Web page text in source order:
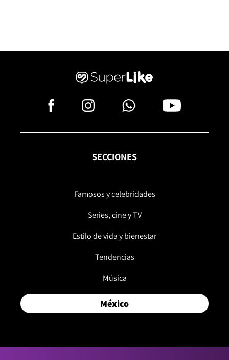
SECCIONES
Famosos y celebridades
Series, cine y TV
Estilo de vida y bienestar
Tendencias
Música
México